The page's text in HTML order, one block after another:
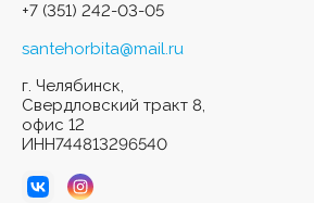
+7 (351) 242-03-05
santehorbita@mail.ru
г. Челябинск,
Свердловский тракт 8,
офис 12
ИНН744813296540